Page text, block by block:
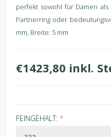
perfekt sowohl für Damen
Partnerring oder
mm, Breite: 5 mm
€1423,80 inkl.
FEINGEHALT: *